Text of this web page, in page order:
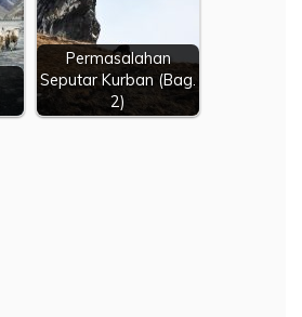
Permasalahan
Seputar Kurban (Bag.
2)